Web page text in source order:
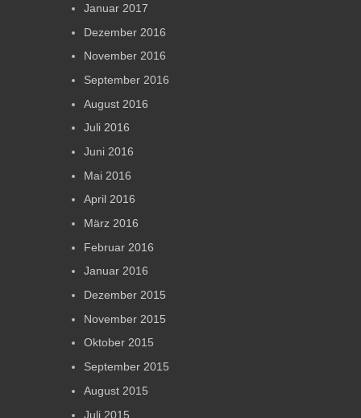
Januar 2017
Dezember 2016
November 2016
September 2016
August 2016
Juli 2016
Juni 2016
Mai 2016
April 2016
März 2016
Februar 2016
Januar 2016
Dezember 2015
November 2015
Oktober 2015
September 2015
August 2015
Juli 2015